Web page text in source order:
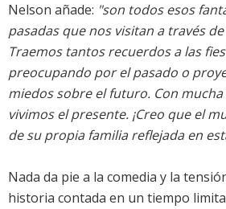
Nelson añade: "son todos esos
pasadas que nos visitan a través
Traemos tantos recuerdos a las
preocupando por el pasado o
miedos sobre el futuro. Con
vivimos el presente. ¡Creo que el
de su propia familia reflejada en
Nada da pie a la comedia y la
historia contada en un tiempo